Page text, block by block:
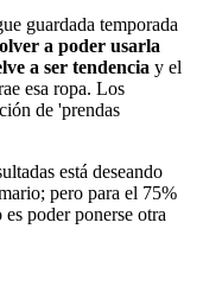
guardada temporada
a poder usarla
a ser tendencia y el
esa ropa. Los
de 'prendas
está deseando
pero para el 75%
poder ponerse otra